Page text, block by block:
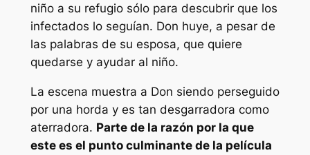
niño a su refugio sólo para descubrir que los
infectados lo seguían. Don huye, a pesar de
las palabras de su esposa, que quiere
quedarse y ayudar al niño.
La escena muestra a Don siendo perseguido
por una horda y es tan desgarradora como
aterradora. Parte de la razón por la que
este es el punto culminante de la película